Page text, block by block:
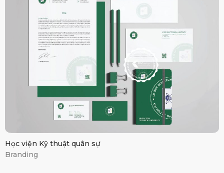
HV kỹ thuật
quân sự
Học viện Kỹ thuật quân sự
Branding